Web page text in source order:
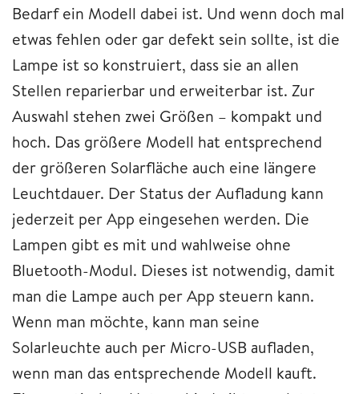
Bedarf ein Modell dabei ist. Und wenn doch mal
etwas fehlen oder gar defekt sein sollte, ist die
Lampe ist so konstruiert, dass sie an allen
Stellen reparierbar und erweiterbar ist. Zur
Auswahl stehen zwei Größen – kompakt und
hoch. Das größere Modell hat entsprechend
der größeren Solarfläche auch eine längere
Leuchtdauer. Der Status der Aufladung kann
jederzeit per App eingesehen werden. Die
Lampen gibt es mit und wahlweise ohne
Bluetooth-Modul. Dieses ist notwendig, damit
man die Lampe auch per App steuern kann.
Wenn man möchte, kann man seine
Solarleuchte auch per Micro-USB aufladen,
wenn man das entsprechende Modell kauft.